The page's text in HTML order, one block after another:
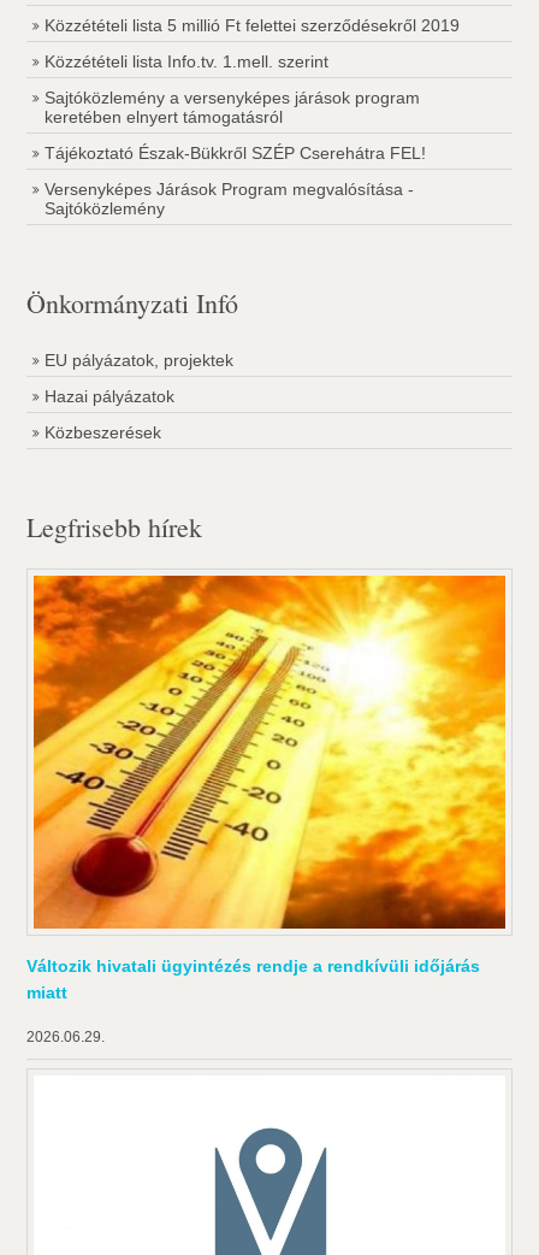
Közzétételi lista 5 millió Ft felettei szerződésekről 2019
Közzétételi lista Info.tv. 1.mell. szerint
Sajtóközlemény a versenyképes járások program
keretében elnyert támogatásról
Tájékoztató Észak-Bükkről SZÉP Cserehátra FEL!
Versenyképes Járások Program megvalósítása -
Sajtóközlemény
Önkormányzati Infó
EU pályázatok, projektek
Hazai pályázatok
Közbeszerések
Legfrisebb hírek
Változik hivatali ügyintézés rendje a rendkívüli időjárás
miatt
2026.06.29.